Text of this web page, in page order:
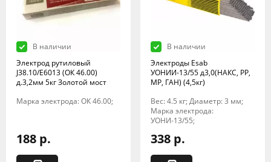
В наличии
Электрод рутиловый
J38.10/E6013 (ОК 46.00)
д.3,2мм 5кг Золотой мост
Марка электрода: ОК 46.00;
188 р.
В наличии
Электроды Esab
УОНИИ-13/55 д3,0(НАКС, РР,
МР, ГАН) (4,5кг)
Вес: 4.5 кг; Диаметр: 3 мм;
Марка электрода:
УОНИ-13/55;
338 р.